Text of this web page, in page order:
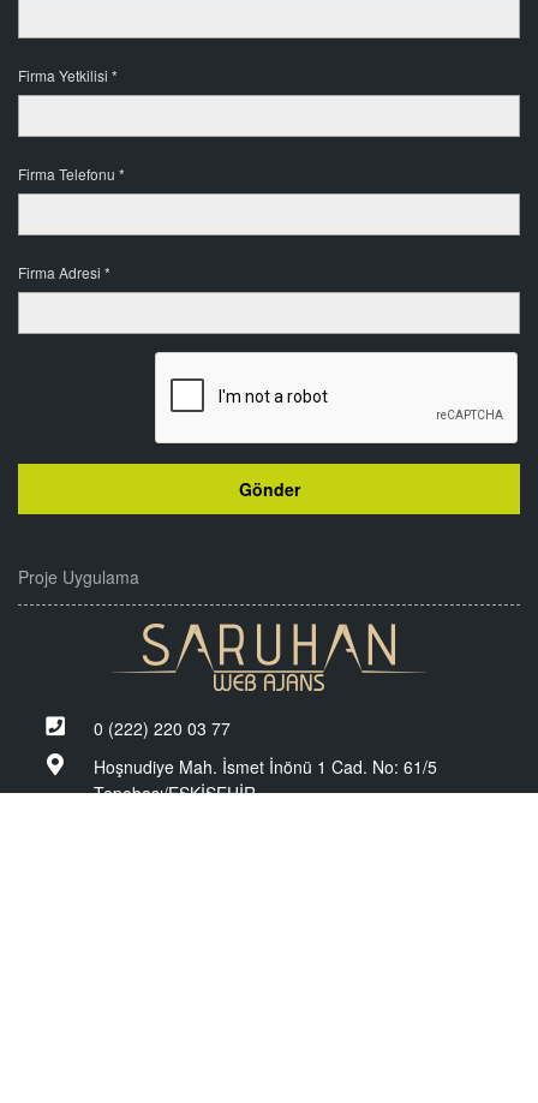
Firma Yetkilisi *
Firma Telefonu *
Firma Adresi *
Proje Uygulama
0 (222) 220 03 77
Hoşnudiye Mah. İsmet İnönü 1 Cad. No: 61/5
Tepebaşı/ESKİŞEHİR